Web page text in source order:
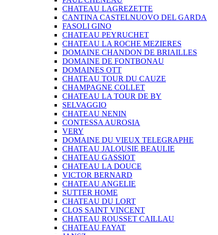
CHATEAU LAGREZETTE
CANTINA CASTELNUOVO DEL GARDA
FASOLI GINO
CHATEAU PEYRUCHET
CHATEAU LA ROCHE MEZIERES
DOMAINE CHANDON DE BRIAILLES
DOMAINE DE FONTBONAU
DOMAINES OTT
CHATEAU TOUR DU CAUZE
CHAMPAGNE COLLET
CHATEAU LA TOUR DE BY
SELVAGGIO
CHATEAU NENIN
CONTESSA AUROSIA
VERY
DOMAINE DU VIEUX TELEGRAPHE
CHATEAU JALOUSIE BEAULIE
CHATEAU GASSIOT
CHATEAU LA DOUCE
VICTOR BERNARD
CHATEAU ANGELIE
SUTTER HOME
CHATEAU DU LORT
CLOS SAINT VINCENT
CHATEAU ROUSSET CAILLAU
CHATEAU FAYAT